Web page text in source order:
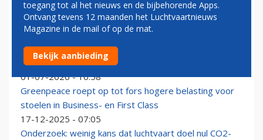
CO2-UITSTOOT
Miljardenrekening voor CO₂-compensatie komt eraan
voor luchtvaartmaatschappijen
01-07-2026 - 10:58
Greenpeace roept op tot fors hogere belasting voor
stoelen in Business- en First Class
17-12-2025 - 07:05
Onderzoek: weinig kans dat luchtvaart doel nul CO2-
toegang tot al het nieuws en de bijbehorende Apps.
Ontvang tevens 12 maanden het Luchtvaartnieuws
Magazine in de mail of op de mat.
Bekijk aanbieding